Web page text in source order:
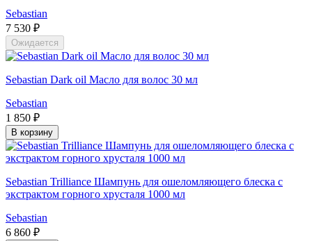
Sebastian
7 530 ₽
Ожидается
Sebastian Dark oil Масло для волос 30 мл
Sebastian
1 850 ₽
В корзину
Sebastian Trilliance Шампунь для ошеломляющего блеска с
экстрактом горного хрусталя 1000 мл
Sebastian
6 860 ₽